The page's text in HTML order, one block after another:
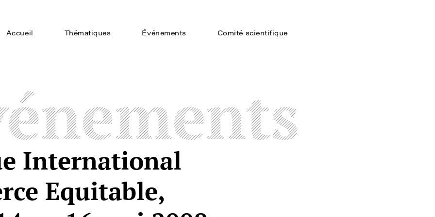
Accueil Thématiques Événements Comité scientifique
International
Equitable,